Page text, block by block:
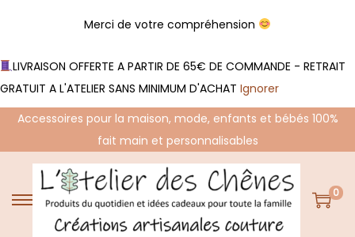
Merci de votre compréhension
LIVRAISON OFFERTE A PARTIR DE 65€ DE COMMANDE - RETRAIT
GRATUIT A L'ATELIER SANS MINIMUM D'ACHAT Ignorer
Accessoires pour la maison, mode, enfants et bébés 100%
fait main et personnalisables
P
a
P
a
0